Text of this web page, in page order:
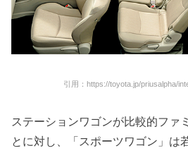
引用：https://toyota.jp/priusalpha/
ステーションワゴンが比較的ファ
とに対し、「スポーツワゴン」は